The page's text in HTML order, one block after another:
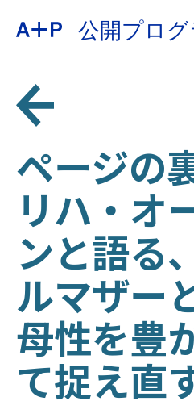
公開プログ
約
教育
青少年
展示会
公開プ
アーカ
寄付
普通话
日本語
ページの
リハ・オ
ンと語る
ルマザー
母性を豊
て捉え直